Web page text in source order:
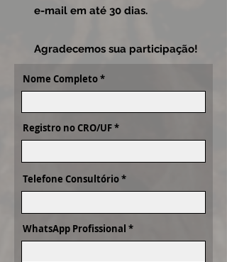
e-mail em até 30 dias.
Agradecemos sua participação!
Nome Completo
Registro no CRO/UF
Telefone Consultório
WhatsApp Profissional